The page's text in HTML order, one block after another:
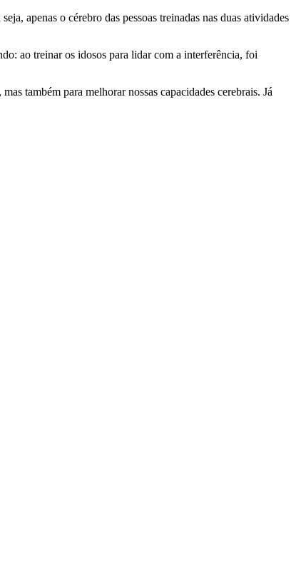
apenas o cérebro das pessoas treinadas nas duas atividades
ao treinar os idosos para lidar com a interferência, foi
também para melhorar nossas capacidades cerebrais. Já